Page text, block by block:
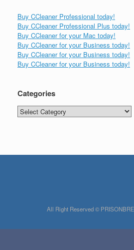
Buy CCleaner Professional today!
Buy CCleaner Professional Plus today!
Buy CCleaner for your Mac today!
Buy CCleaner for your Business today!
Buy CCleaner for your Business today!
Buy CCleaner for your Business today!
Categories
Categories
All Right Reserved ©